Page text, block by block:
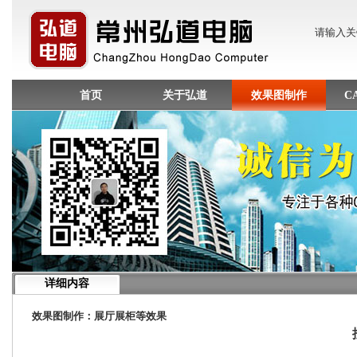
请输入
首页 关于弘道 效果图制作
详细内容
效果图制作 ： 展厅展柜等效果